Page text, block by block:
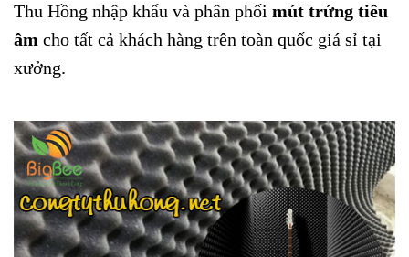
Thu Hồng nhập khẩu và phân phối mút trứng tiêu
âm cho tất cả khách hàng trên toàn quốc giá sỉ tại
xưởng.